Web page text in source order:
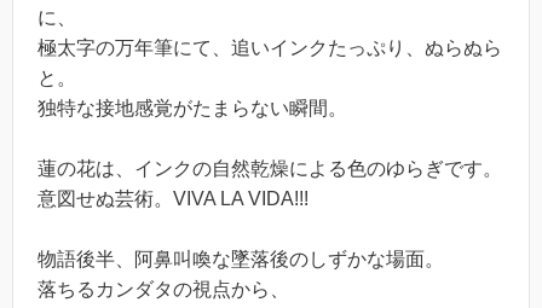
に、
極太字の万年筆にて、追いインクたっぷり、ぬらぬら
と。
独特な接地感覚がたまらない瞬間。
蓮の花は、インクの自然乾燥による色のゆらぎです。
意図せぬ芸術。VIVA LA VIDA!!!
物語後半、阿鼻叫喚な墜落後のしずかな場面。
落ちるカンダタの視点から、